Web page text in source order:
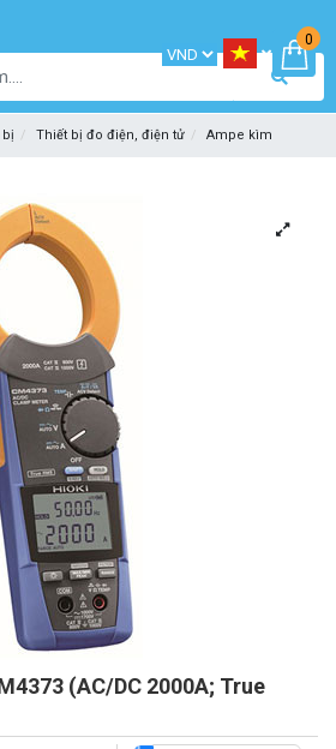
0
bị Thiết bị đo điện, điện tử Ampe kìm
(AC/DC 2000A; True